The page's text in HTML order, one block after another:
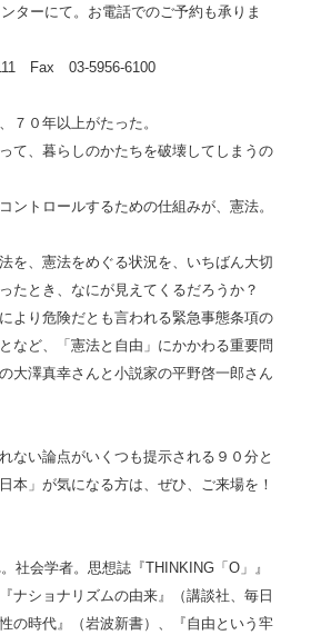
ターにて。お電話でのご予約も承りま
03-5956-6100
７０年以上がたった。
て、暮らしのかたちを破壊してしまうの
ントロールするための仕組みが、憲法。
を、憲法をめぐる状況を、いちばん大切
たとき、なにが見えてくるだろうか？
より危険だとも言われる緊急事態条項の
など、「憲法と自由」にかかわる重要問
大澤真幸さんと小説家の平野啓一郎さん
ない論点がいくつも提示される９０分と
本」が気になる方は、ぜひ、ご来場を！
社会学者。思想誌『THINKING「O」』
ナショナリズムの由来』（講談社、毎日
の時代』（岩波新書）、『自由という牢